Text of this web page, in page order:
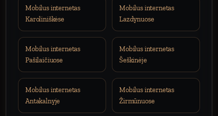
Mobilus internetas
Karoliniškėse
Mobilus internetas
Lazdynuose
Mobilus internetas
Pašilaičiuose
Mobilus internetas
Šeškinėje
Mobilus internetas
Antakalnyje
Mobilus internetas
Žirmūnuose